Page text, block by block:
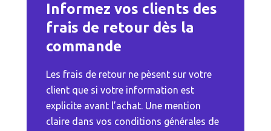
Informez vos clients des
frais de retour dès la
commande
Les frais de retour ne pèsent sur votre
client que si votre information est
explicite avant l’achat. Une mention
claire dans vos conditions générales de